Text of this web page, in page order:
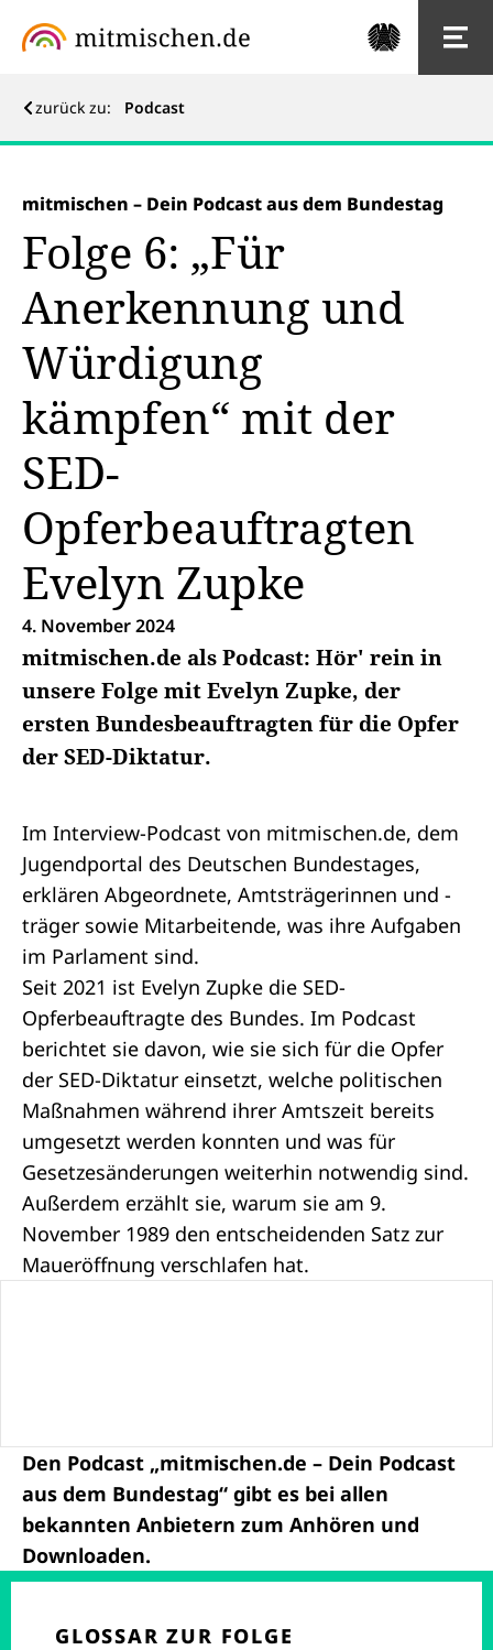
zurück zu: Podcast
mitmischen – Dein Podcast aus dem Bundestag
Folge 6: „Für
Anerkennung und
Würdigung
kämpfen“ mit der
SED-
Opferbeauftragten
Evelyn Zupke
4. November 2024
mitmischen.de als Podcast: Hör' rein in
unsere Folge mit Evelyn Zupke, der
ersten Bundesbeauftragten für die Opfer
der SED-Diktatur.
Im Interview-Podcast von mitmischen.de, dem
Jugendportal des Deutschen Bundestages,
erklären Abgeordnete, Amtsträgerinnen und -
träger sowie Mitarbeitende, was ihre Aufgaben
im Parlament sind.
Seit 2021 ist Evelyn Zupke die SED-
Opferbeauftragte des Bundes. Im Podcast
berichtet sie davon, wie sie sich für die Opfer
der SED-Diktatur einsetzt, welche politischen
Maßnahmen während ihrer Amtszeit bereits
umgesetzt werden konnten und was für
Gesetzesänderungen weiterhin notwendig sind.
Außerdem erzählt sie, warum sie am 9.
November 1989 den entscheidenden Satz zur
Maueröffnung verschlafen hat.
Den Podcast „mitmischen.de – Dein Podcast
aus dem Bundestag“ gibt es bei allen
bekannten Anbietern zum Anhören und
Downloaden.
GLOSSAR ZUR FOLGE